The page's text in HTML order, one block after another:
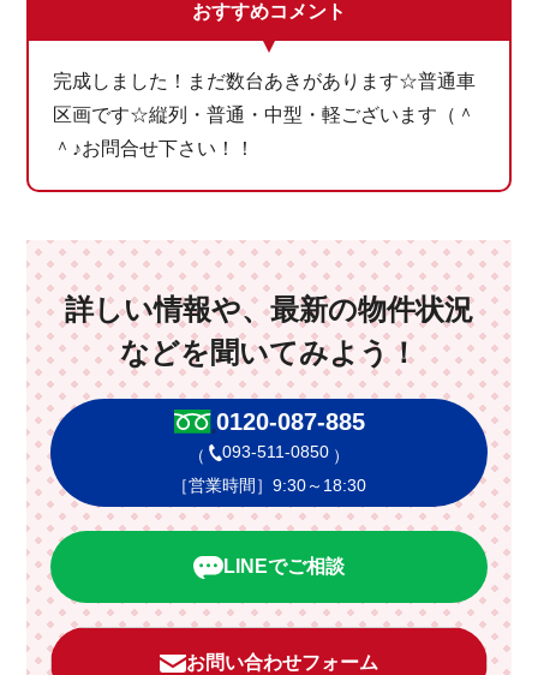
おすすめコメント
完成しました！まだ数台あきがあります☆普通車
区画です☆縦列・普通・中型・軽ございます（＾
＾♪お問合せ下さい！！
詳しい情報や、最新の物件状況
などを聞いてみよう！
0120-087-885
（ 093-511-0850 ）
［営業時間］9:30～18:30
LINEでご相談
お問い合わせフォーム